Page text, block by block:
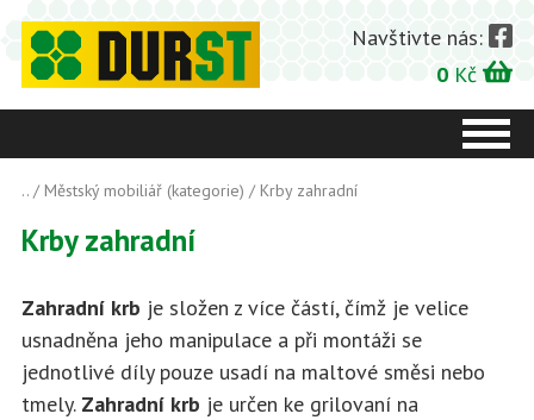
Navštivte nás:
0 Kč
.. / Městský mobiliář (kategorie) / Krby zahradní
Krby zahradní
Zahradní krb je složen z více částí, čímž je velice
usnadněna jeho manipulace a při montáži se
jednotlivé díly pouze usadí na maltové směsi nebo
tmely. Zahradní krb je určen ke grilovaní na